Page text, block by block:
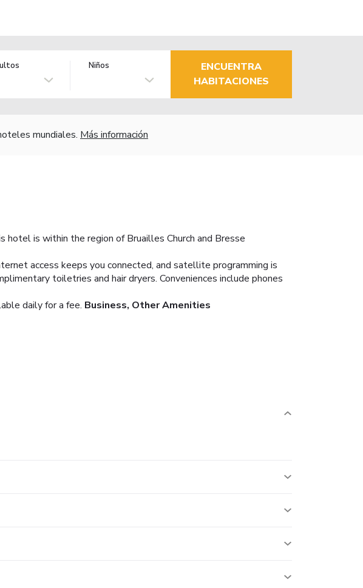
Niños
ENCUENTRA
HABITACIONES
mundiales. Más información
hotel is within the region of Bruailles Church and Bresse
access keeps you connected, and satellite programming is
toiletries and hair dryers. Conveniences include phones
daily for a fee. Business, Other Amenities